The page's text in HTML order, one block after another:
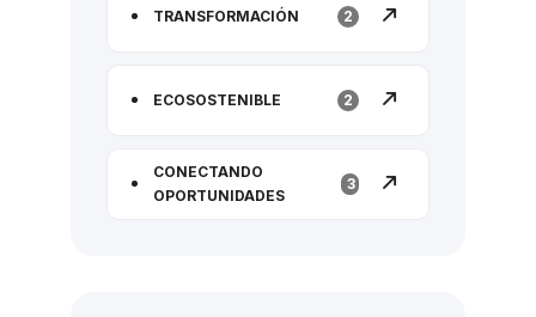
TRANSFORMACIÓN 2
ECOSOSTENIBLE 2
CONECTANDO
OPORTUNIDADES
3